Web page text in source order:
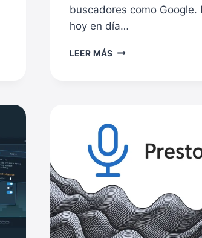
buscadores como Google.
hoy en día…
LEER MÁS COMPARATIVA
ELIGE
MEJOR
ALOJAMIENTO
PARA
TU
WEB